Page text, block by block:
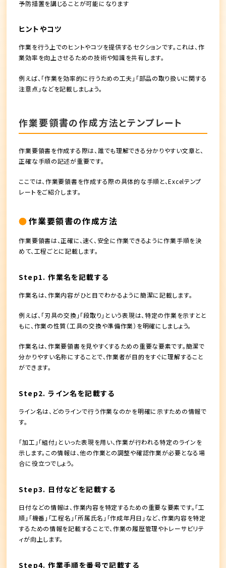
予防措置を講じることが可能になります
ヒントやコツ
作業を行う上でのヒントやコツを提供するセクションです。これは、作
業効率を向上させるための技術や知識を共有します。
例えば、「作業を効率的に行うための工夫」「部品の取り扱いに関する
注意点」などを記載しましょう。
作業要領書の作成方法とテンプレート
作業要領書を作成する際は、誰でも理解できる分かりやすい文章と、
正確な手順の記述が重要です。
ここでは、作業要領書を作成する際の具体的な手順と、Excelテンプ
レートをご紹介します。
作業要領書の作成方法
作業要領書は、正確に、速く、安全に作業できるように作業手順を決
めて、工程ごとに記載します。
Step1. 作業名を記載する
作業名は、作業内容がひと目でわかるように簡潔に記載します。
例えば、「刃具の交換」「段取り」という表現は、特定の作業を示すとと
もに、作業の性質（工具の交換や準備作業）を明確にしましょう。
作業名は、作業要領書を見やすくするための重要な要素です。簡潔で
分かりやすい名称にすることで、作業者が目的をすぐに理解すること
ができます。
Step2. ライン名を記載する
ライン名は、どのラインで行う作業なのかを明確に示すための情報で
す。
「加工」「組付」といった表現を用い、作業が行われる特定のラインを
示します。この情報は、他の作業との調整や確認作業が必要となる場
合に役立つでしょう。
Step3. 日付などを記載する
日付などの情報は、作業内容を特定するための重要な要素です。「工
順」「機番」「工程名」「所属氏名」「作成年月日」など、作業内容を特定
するための情報を記載することで、作業の履歴管理やトレーサビリテ
ィが向上します。
Step4. 作業手順を番号で記載する